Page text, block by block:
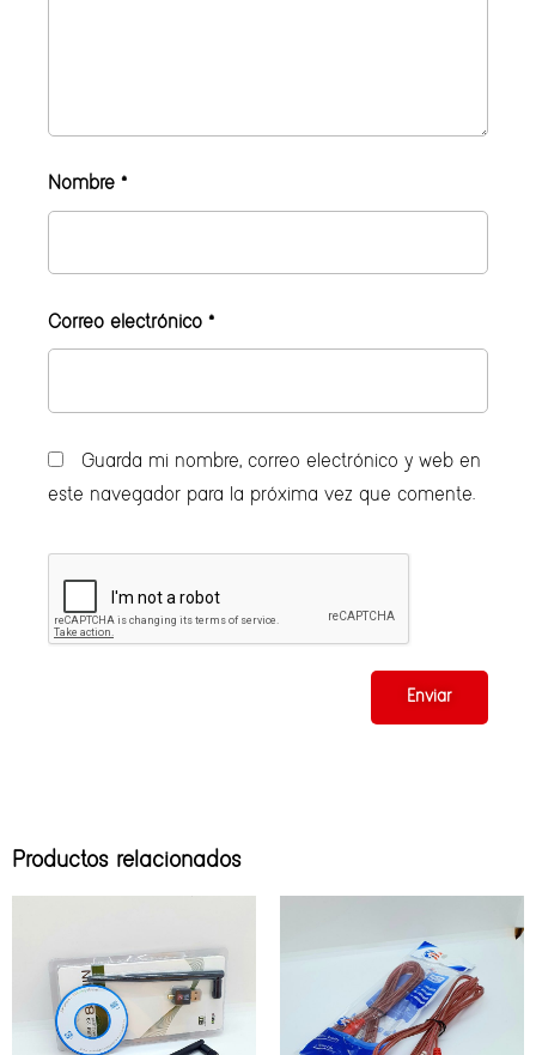
Nombre *
Correo electrónico *
Guarda mi nombre, correo electrónico y web en
este navegador para la próxima vez que comente.
Productos relacionados